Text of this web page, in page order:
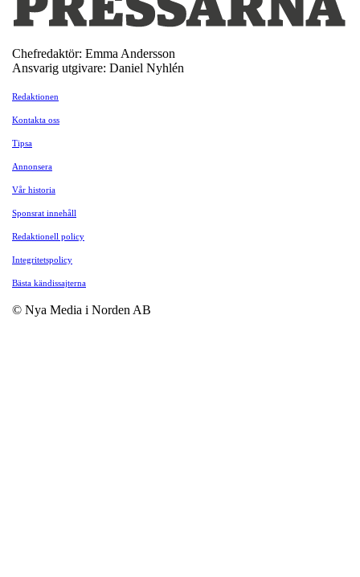
Chefredaktör: Emma Andersson
Ansvarig utgivare: Daniel Nyhlén
Redaktionen
Kontakta oss
Tipsa
Annonsera
Vår historia
Sponsrat innehåll
Redaktionell policy
Integritetspolicy
Bästa kändissajterna
© Nya Media i Norden AB